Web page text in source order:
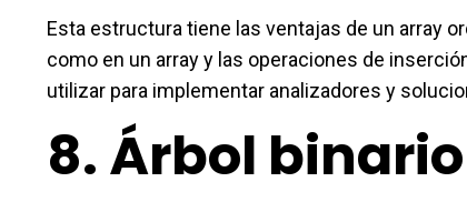
Esta estructura tiene las ventajas de un array
como en un array y las operaciones de
utilizar para implementar analizadores y
8.Árbol